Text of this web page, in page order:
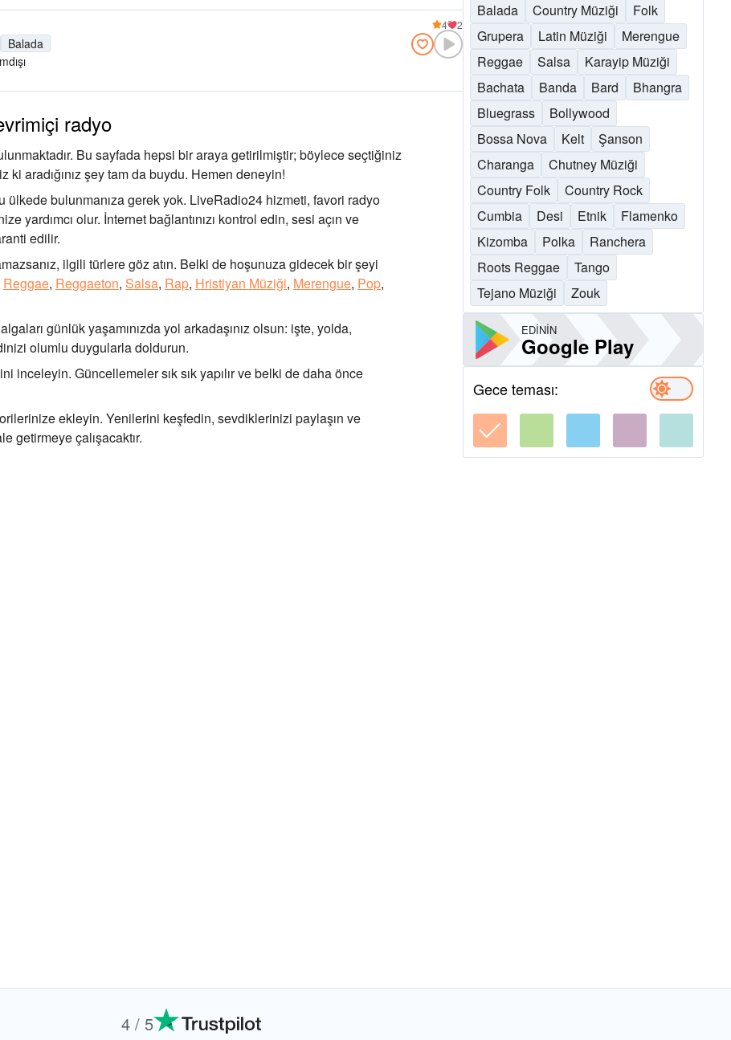
Balada
4 2
radyo
Bu sayfada hepsi bir araya getirilmiştir; böylece seçtiğiniz
aradığınız şey tam da buydu. Hemen deneyin!
bulunmanıza gerek yok. LiveRadio24 hizmeti, favori radyo
yardımcı olur. İnternet bağlantınızı kontrol edin, sesi açın ve
edilir.
ilgili türlere göz atın. Belki de hoşunuza gidecek bir şeyi
Reggae, Reggaeton, Salsa, Rap, Hristiyan Müziği, Merengue, Pop,
günlük yaşamınızda yol arkadaşınız olsun: işte, yolda,
olumlu duygularla doldurun.
inceleyin. Güncellemeler sık sık yapılır ve belki de daha önce
ekleyin. Yenilerini keşfedin, sevdiklerinizi paylaşın ve
getirmeye çalışacaktır.
Balada Country Müziği
Folk
Grupera
Latin Müziği
Merengue
Reggae
Salsa
Karayip Müziği
Bachata
Banda Bard
Bhangra
Bluegrass
Bollywood
Bossa Nova
Kelt
Şanson
Charanga
Chutney Müziği
Country Folk
Country Rock
Cumbia
Desi Etnik
Flamenko
Kizomba
Polka
Ranchera
Roots Reggae
Tango
Tejano Müziği
Zouk
EDININ
Google Play
Gece teması:
4 / 5